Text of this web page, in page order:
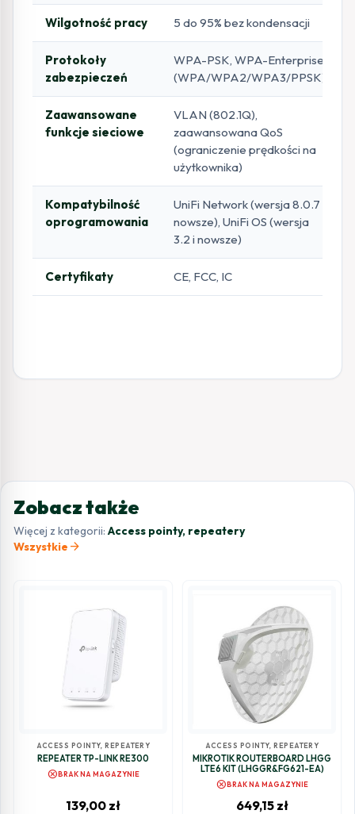
Wilgotność pracy 5 do 95% bez kondensacji
Protokoły
zabezpieczeń
WPA-PSK, WPA-Enterprise
(WPA/WPA2/WPA3/PPSK)
Zaawansowane
funkcje sieciowe
VLAN (802.1Q),
zaawansowana QoS
(ograniczenie prędkości na
użytkownika)
Kompatybilność
oprogramowania
UniFi Network (wersja 8.0.7 i
nowsze), UniFi OS (wersja
3.2 i nowsze)
Certyfikaty CE, FCC, IC
Zobacz także
Więcej z kategorii: Access pointy, repeatery
Wszystkie arrow_forward
ACCESS POINTY, REPEATERY
REPEATER TP-LINK RE300
cancelBRAK NA MAGAZYNIE
139,00 zł
ACCESS POINTY, REPEATERY
MIKROTIK ROUTERBOARD LHGG
LTE6 KIT (LHGGR&FG621-EA)
cancelBRAK NA MAGAZYNIE
649,15 zł